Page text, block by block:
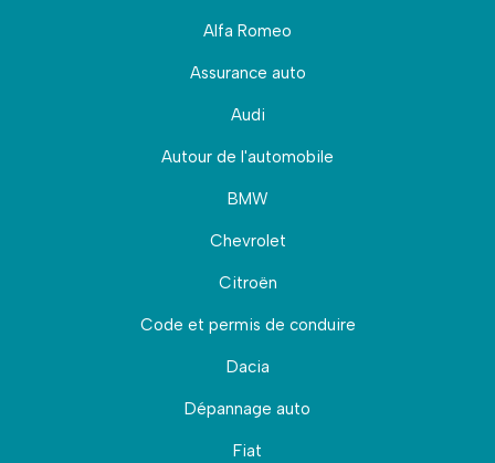
Alfa Romeo
Assurance auto
Audi
Autour de l'automobile
BMW
Chevrolet
Citroën
Code et permis de conduire
Dacia
Dépannage auto
Fiat